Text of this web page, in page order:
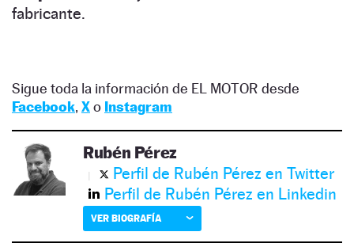
fabricante.
Sigue toda la información de EL MOTOR desde
Facebook, Xo Instagram
Rubén Pérez
Perfil de Rubén Pérez en Twitter
Perfil de Rubén Pérez en Linkedin
VER BIOGRAFÍA